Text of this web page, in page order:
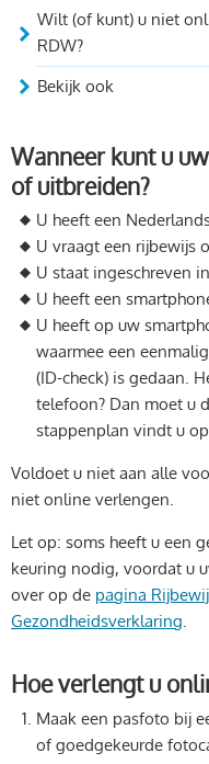
Wilt (of kunt) u niet
RDW?
Bekijk ook
Wanneer kunt u
of uitbreiden?
U heeft een
U vraagt een rijbewijs
U staat ingeschreven
U heeft een
U heeft op uw
waarmee een
(ID-check) is gedaan.
telefoon? Dan moet u
stappenplan vindt u op
Voldoet u niet aan alle
niet online verlengen.
Let op: soms heeft u een
keuring nodig, voordat u
over op de pagina
Gezondheidsverklaring.
Hoe verlengt u
Maak een pasfoto bij
of goedgekeurde